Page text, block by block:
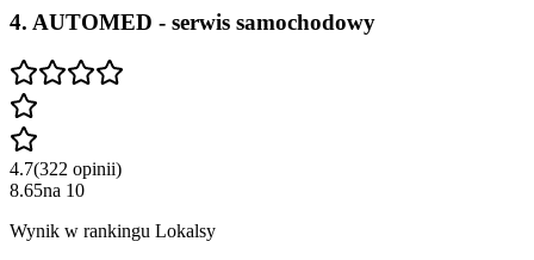
4. AUTOMED - serwis samochodowy
4.7(322 opinii)
8.65na 10
Wynik w rankingu Lokalsy